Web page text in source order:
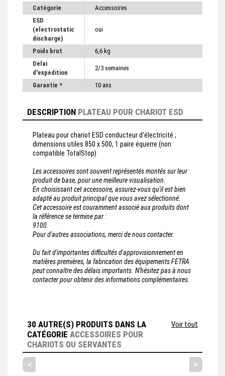
Catégorie
Accessoires
ESD
(electrostatic
discharge)
oui
Poids brut
6,6 kg
Délai
d'expédition
2/3 semaines
Garantie * 10 ans
DESCRIPTION PLATEAU POUR CHARIOT ESD
Plateau pour chariot ESD conducteur d'électricité ;
dimensions utiles 850 x 500, 1 paire équerre (non
compatible TotalStop)
Les accessoires sont souvent représentés montés sur leur
produit de base, pour une meilleure visualisation.
En choisissant cet accessoire, assurez-vous qu'il est bien
adapté au produit principal que vous avez sélectionné.
Cet accessoire est couramment associé aux produits dont
la référence se termine par :
9100.
Pour d'autres associations, merci de nous contacter.
Du fait d'importantes difficultés d'approvisionnement en
matières premières, la fabrication des équipements FETRA
peut connaître des délais importants. N'hésitez pas à nous
contacter pour obtenir des informations complémentaires.
30 AUTRE(S) PRODUITS DANS LA
CATÉGORIE ACCESSOIRES POUR
CHARIOTS OU SERVANTES
Voir tout
< >